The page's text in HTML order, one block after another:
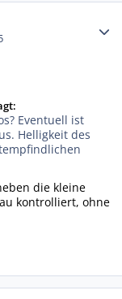
Eventuell ist
Helligkeit des
die kleine
kontrolliert, ohne